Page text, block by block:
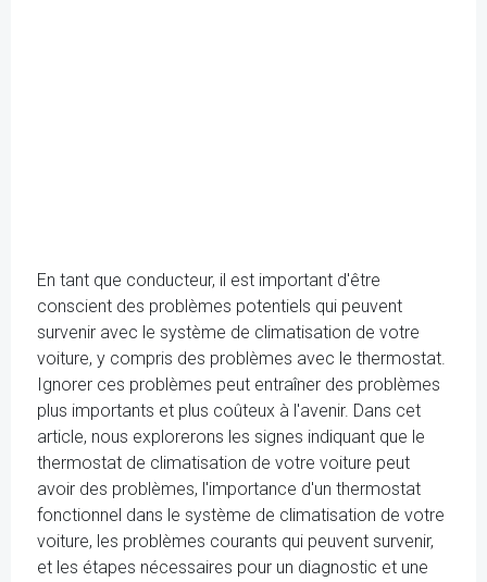
En tant que conducteur, il est important d'être
conscient des problèmes potentiels qui peuvent
survenir avec le système de climatisation de votre
voiture, y compris des problèmes avec le thermostat.
Ignorer ces problèmes peut entraîner des problèmes
plus importants et plus coûteux à l'avenir. Dans cet
article, nous explorerons les signes indiquant que le
thermostat de climatisation de votre voiture peut
avoir des problèmes, l'importance d'un thermostat
fonctionnel dans le système de climatisation de votre
voiture, les problèmes courants qui peuvent survenir,
et les étapes nécessaires pour un diagnostic et une